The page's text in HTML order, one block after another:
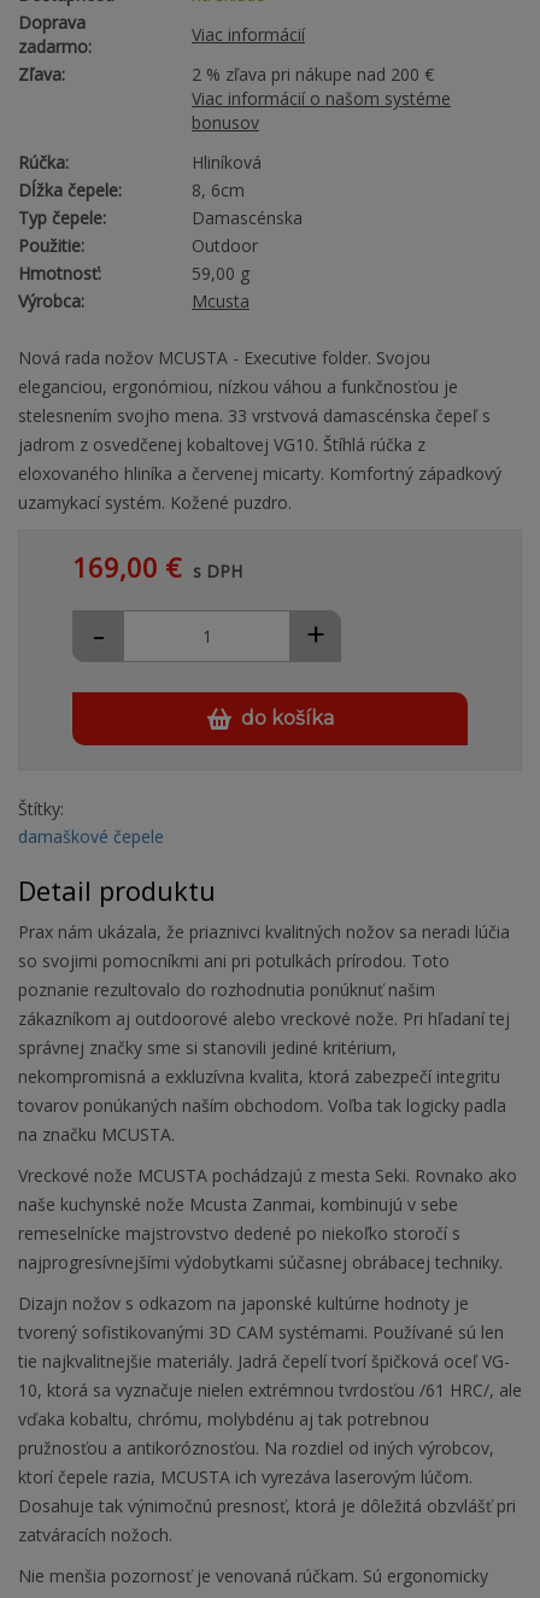
Doprava
zadarmo:
Viac informácií
Zľava:
2 % zľava pri nákupe nad 200 €
Viac informácií o našom systéme
bonusov
Rúčka:
Hliníková
Dĺžka čepele:
8, 6cm
Typ čepele:
Damascénska
Použitie:
Outdoor
Hmotnosť:
59,00 g
Výrobca:
Mcusta
Nová rada nožov MCUSTA - Executive folder. Svojou
eleganciou, ergonómiou, nízkou váhou a funkčnosťou je
stelesnením svojho mena. 33 vrstvová damascénska čepeľ s
jadrom z osvedčenej kobaltovej VG10. Štíhlá rúčka z
eloxovaného hliníka a červenej micarty. Komfortný západkový
uzamykací systém. Kožené puzdro.
169,00 € s DPH
+
-
do košíka
Štítky:
damaškové čepele
Detail produktu
Prax nám ukázala, že priaznivci kvalitných nožov sa neradi lúčia
so svojimi pomocníkmi ani pri potulkách prírodou. Toto
poznanie rezultovalo do rozhodnutia ponúknuť našim
zákazníkom aj outdoorové alebo vreckové nože. Pri hľadaní tej
správnej značky sme si stanovili jediné kritérium,
nekompromisná a exkluzívna kvalita, ktorá zabezpečí integritu
tovarov ponúkaných naším obchodom. Voľba tak logicky padla
na značku MCUSTA.
Vreckové nože MCUSTA pochádzajú z mesta Seki. Rovnako ako
naše kuchynské nože Mcusta Zanmai, kombinujú v sebe
remeselnícke majstrovstvo dedené po niekoľko storočí s
najprogresívnejšími výdobytkami súčasnej obrábacej techniky.
Dizajn nožov s odkazom na japonské kultúrne hodnoty je
tvorený sofistikovanými 3D CAM systémami. Používané sú len
tie najkvalitnejšie materiály. Jadrá čepelí tvorí špičková oceľ VG-
10, ktorá sa vyznačuje nielen extrémnou tvrdosťou /61 HRC/, ale
vďaka kobaltu, chrómu, molybdénu aj tak potrebnou
pružnosťou a antikoróznosťou. Na rozdiel od iných výrobcov,
ktorí čepele razia, MCUSTA ich vyrezáva laserovým lúčom.
Dosahuje tak výnimočnú presnosť, ktorá je dôležitá obzvlášť pri
zatváracích nožoch.
Nie menšia pozornosť je venovaná rúčkam. Sú ergonomicky